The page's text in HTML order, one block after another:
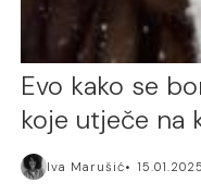
Evo kako se
koje utječe na
Iva Marušić